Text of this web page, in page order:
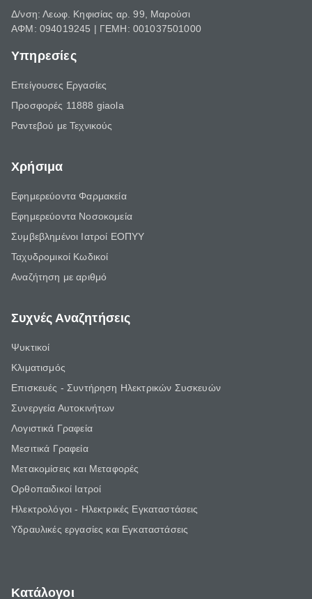
Δ/νση: Λεωφ. Κηφισίας αρ. 99, Μαρούσι
ΑΦΜ: 094019245 | ΓΕΜΗ: 001037501000
Υπηρεσίες
Επείγουσες Εργασίες
Προσφορές 11888 giaola
Ραντεβού με Τεχνικούς
Χρήσιμα
Εφημερεύοντα Φαρμακεία
Εφημερεύοντα Νοσοκομεία
Συμβεβλημένοι Ιατροί ΕΟΠΥΥ
Ταχυδρομικοί Κωδικοί
Αναζήτηση με αριθμό
Συχνές Αναζητήσεις
Ψυκτικοί
Κλιματισμός
Επισκευές - Συντήρηση Ηλεκτρικών Συσκευών
Συνεργεία Αυτοκινήτων
Λογιστικά Γραφεία
Μεσιτικά Γραφεία
Μετακομίσεις και Μεταφορές
Ορθοπαιδικοί Ιατροί
Ηλεκτρολόγοι - Ηλεκτρικές Εγκαταστάσεις
Υδραυλικές εργασίες και Εγκαταστάσεις
Κατάλογοι